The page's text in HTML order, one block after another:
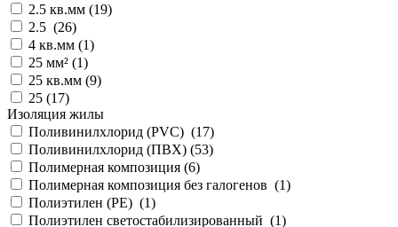
2.5 кв.мм (19)
2.5 (26)
4 кв.мм (1)
25 мм² (1)
25 кв.мм (9)
25 (17)
Изоляция жилы
Поливинилхлорид (PVC) (17)
Поливинилхлорид (ПВХ) (53)
Полимерная композиция (6)
Полимерная композиция без галогенов (1)
Полиэтилен (PE) (1)
Полиэтилен светостабилизированный (1)